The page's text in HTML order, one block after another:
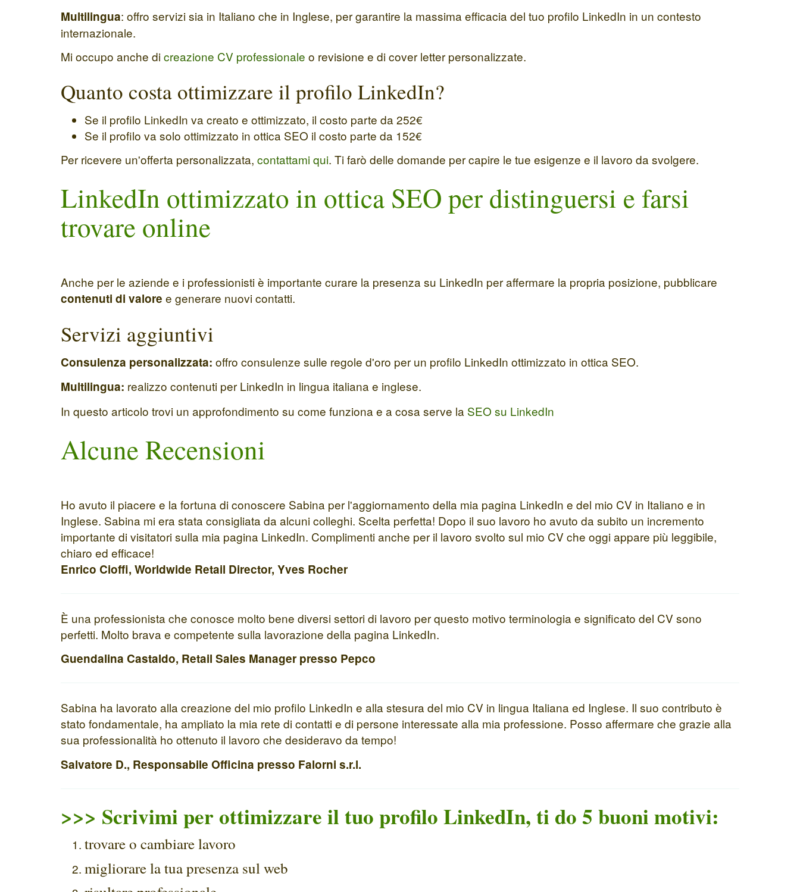
Multilingua: offro servizi sia in Italiano che in Inglese, per garantire la massima efficacia del tuo profilo LinkedIn in un contesto
internazionale.
Mi occupo anche dicreazione CV professionale o revisione e di cover letter personalizzate.
Quanto costa ottimizzare il profilo LinkedIn?
Se il profilo LinkedIn va creato e ottimizzato, il costo parte da 252€
Se il profilo va solo ottimizzato in ottica SEO il costo parte da 152€
Per ricevere un'offerta personalizzata, contattami qui. Ti farò delle domande per capire le tue esigenze e il lavoro da svolgere.
LinkedIn ottimizzato in ottica SEO per distinguersi e farsi
trovare online
Anche per le aziende e i professionisti è importante curare la presenza su LinkedIn per affermare la propria posizione, pubblicare
contenuti di valore e generare nuovi contatti.
Servizi aggiuntivi
Consulenza personalizzata: offro consulenze sulle regole d'oro per un profilo LinkedIn ottimizzato in ottica SEO.
Multilingua: realizzo contenuti per LinkedIn in lingua italiana e inglese.
In questo articolo trovi un approfondimento su come funziona e a cosa serve la SEO su LinkedIn
Alcune Recensioni
Ho avuto il piacere e la fortuna di conoscere Sabina per l'aggiornamento della mia pagina LinkedIn e del mio CV in Italiano e in
Inglese. Sabina mi era stata consigliata da alcuni colleghi. Scelta perfetta! Dopo il suo lavoro ho avuto da subito un incremento
importante di visitatori sulla mia pagina LinkedIn. Complimenti anche per il lavoro svolto sul mio CV che oggi appare più leggibile,
chiaro ed efficace!
Enrico Cioffi, Worldwide Retail Director, Yves Rocher
È una professionista che conosce molto bene diversi settori di lavoro per questo motivo terminologia e significato del CV sono
perfetti. Molto brava e competente sulla lavorazione della pagina LinkedIn.
Guendalina Castaldo, Retail Sales Manager presso Pepco
Sabina ha lavorato alla creazione del mio profilo LinkedIn e alla stesura del mio CV in lingua Italiana ed Inglese. Il suo contributo è
stato fondamentale, ha ampliato la mia rete di contatti e di persone interessate alla mia professione. Posso affermare che grazie alla
sua professionalità ho ottenuto il lavoro che desideravo da tempo!
Salvatore D., Responsabile Officina presso Falorni s.r.l.
>>> Scrivimi per ottimizzare il tuo profilo LinkedIn, ti do 5 buoni motivi:
trovare o cambiare lavoro
migliorare la tua presenza sul web